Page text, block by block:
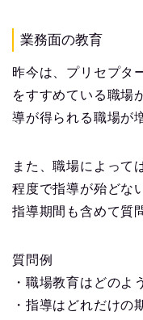
業務面の教育
昨今は、プリセプタ
をすすめている職場
導が得られる職場が
また、職場によって
程度で指導が殆どな
指導期間も含めて質
質問例
・職場教育はどのよ
・指導はどれだけの